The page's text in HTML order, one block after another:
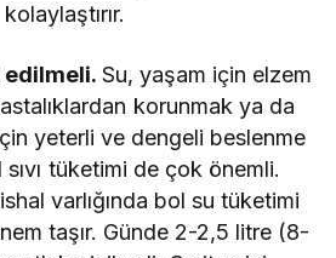
kolaylaştırır.
edilmeli. Su, yaşam için elzem
korunmak ya da
yeterli ve dengeli beslenme
tüketimi de çok önemli.
varlığında bol su tüketimi
taşır. Günde 2-2,5 litre (8-